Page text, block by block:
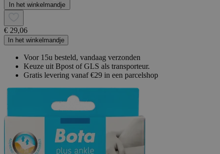
In het winkelmandje
€ 29,06
In het winkelmandje
Voor 15u besteld, vandaag verzonden
Keuze uit Bpost of GLS als transporteur.
Gratis levering vanaf €29 in een parcelshop